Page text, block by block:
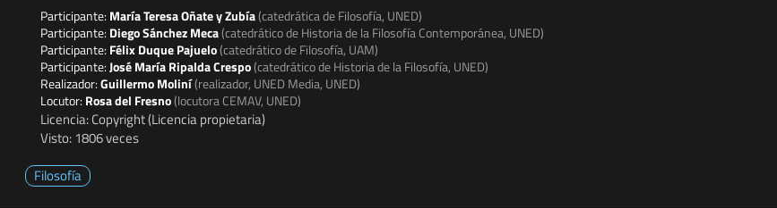
Participante: María Teresa Oñate y Zubía(catedrática de Filosofía, UNED)
Participante: Diego Sánchez Meca(catedrático de Historia de la Filosofía Contemporánea, UNED)
Participante: Félix Duque Pajuelo(catedrático de Filosofía, UAM)
Participante:José María Ripalda Crespo(catedrático de Historia de la Filosofía, UNED)
Realizador:Guillermo Moliní(realizador, UNED Media, UNED)
Locutor: Rosa del Fresno(locutora CEMAV, UNED)
Licencia: Copyright (Licencia propietaria)
Visto: 1806 veces
Filosofía